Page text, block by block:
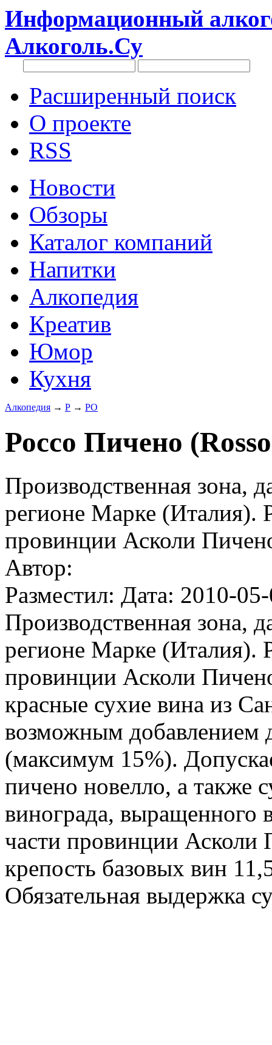
Информационный
Алкоголь.Су
Расширенный поиск
О проекте
RSS
Новости
Обзоры
Каталог компаний
Напитки
Алкопедия
Креатив
Юмор
Кухня
Алкопедия → Р → РО
Россо Пичено
Производственная зона,
регионе Марке (Италия).
провинции Асколи
Автор:
Разместил: Дата: 2010-
Производственная зона,
регионе Марке (Италия).
провинции Асколи
красные сухие вина из
возможным добавлением
(максимум 15%).
пичено новелло, а также
винограда, выращенного
части провинции
крепость базовых вин
Обязательная выдержка